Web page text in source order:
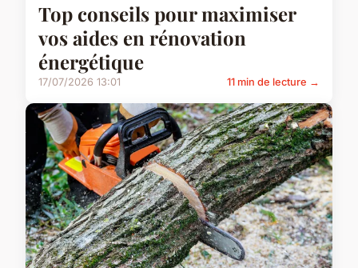
Top conseils pour maximiser
vos aides en rénovation
énergétique
17/07/2026 13:01 11 min de lecture →